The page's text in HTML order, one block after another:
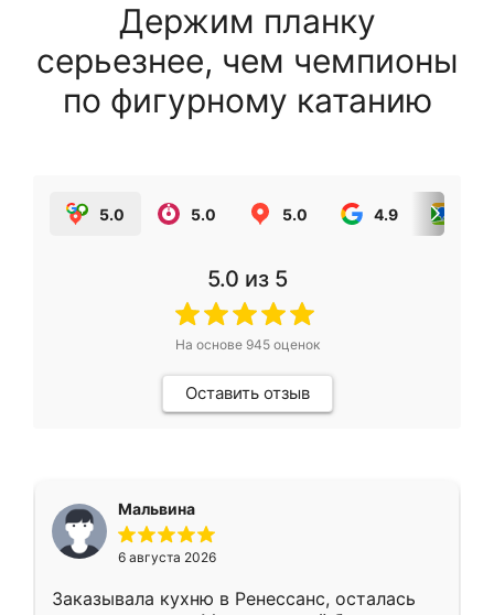
Держим планку
серьезнее, чем чемпионы
по фигурному катанию
5.0 5.0 5.0 4.9
5.0 из 5
На основе 945оценок
Оставить отзыв
Мальвина
6 августа 2026
Заказывала кухню в Ренессанс, осталась